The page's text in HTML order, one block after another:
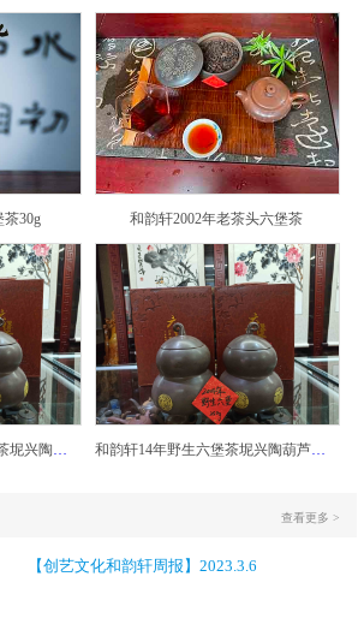
茶30g 和韵轩2002年老茶头六堡茶
和韵轩2002年老茶头六堡茶坭兴陶葫芦茶罐 和韵轩14年野生六堡茶坭兴陶葫芦茶罐
【创艺文化和韵轩周报】2023.3.6
查看更多 >